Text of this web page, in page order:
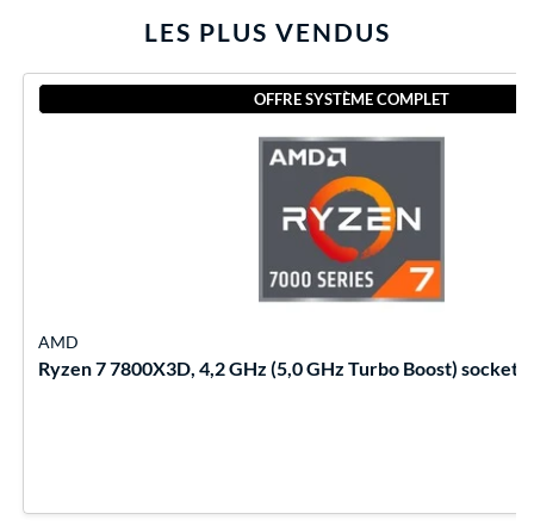
LES PLUS VENDUS
OFFRE SYSTÈME COMPLET
AMD
Ryzen 7 7800X3D, 4,2 GHz (5,0 GHz Turbo Boost) socket